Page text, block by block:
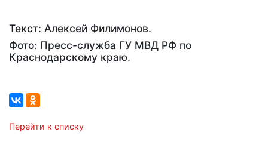
Текст: Алексей Филимонов.
Фото: Пресс-служба ГУ МВД РФ по
Краснодарскому краю.
Перейти к списку